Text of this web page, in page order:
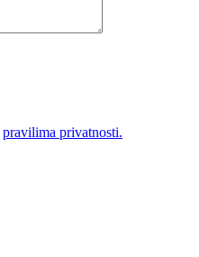
pravilima privatnosti.